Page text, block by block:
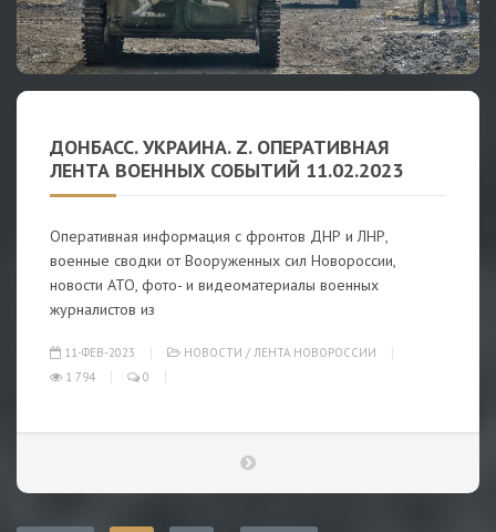
ДОНБАСС. УКРАИНА. Z. ОПЕРАТИВНАЯ
ЛЕНТА ВОЕННЫХ СОБЫТИЙ 11.02.2023
Оперативная информация с фронтов ДНР и ЛНР,
военные сводки от Вооруженных сил Новороссии,
новости АТО, фото- и видеоматериалы военных
журналистов из
11-ФЕВ-2023 НОВОСТИ / ЛЕНТА НОВОРОССИИ
1 794
0